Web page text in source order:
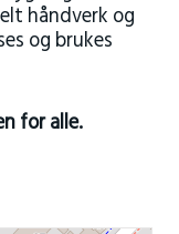
håndverk og
og brukes
for alle.